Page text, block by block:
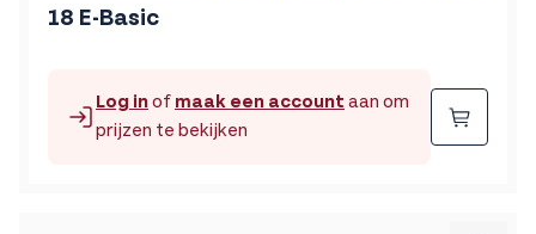
18 E-Basic
Log inof maak een account aan om
prijzen te bekijken